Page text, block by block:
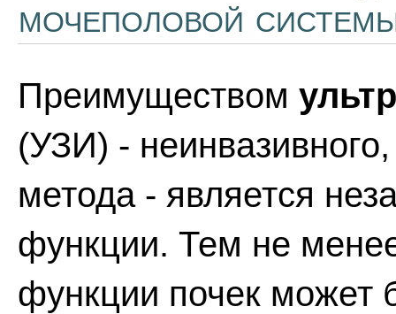
мочеполовой
Преимуществом
(УЗИ) -
метода - является
функции. Тем не
функции почек может